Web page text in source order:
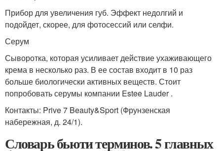
Прибор для увеличения губ. Эффект недолгий и
подойдет, скорее, для фотосессий или селфи.
Серум
Сыворотка, которая усиливает действие ухаживающего
крема в несколько раз. В ее состав входит в 10 раз
больше биологически активных веществ. Стоит
попробовать серумы компании Estee Lauder .
Контакты: Prive 7 Beauty&Sport (Фрунзенская
набережная, д. 24/1).
Словарь бьюти терминов. 5 главных